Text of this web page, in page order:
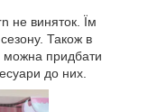
не виняток. Їм
Також в
можна придбати
до них.